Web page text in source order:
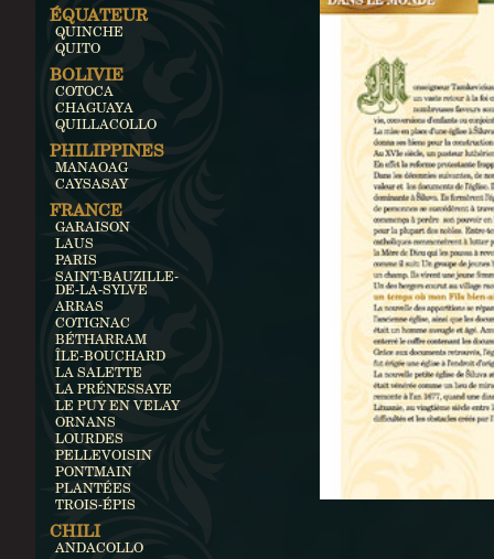
ÉQUATEUR
QUINCHE
QUITO
BOLIVIE
COTOCA
CHAGUAYA
QUILLACOLLO
PHILIPPINES
MANAOAG
CAYSASAY
FRANCE
GARAISON
LAUS
PARIS
SAINT-BAUZILLE-
DE-LA-SYLVE
ARRAS
COTIGNAC
BÉTHARRAM
ÎLE-BOUCHARD
LA SALETTE
LA PRÉNESSAYE
LE PUY EN VELAY
ORNANS
LOURDES
PELLEVOISIN
PONTMAIN
PLANTÉES
TROIS-ÉPIS
CHILI
ANDACOLLO